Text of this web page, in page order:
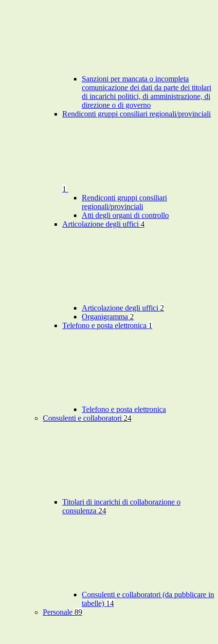
Sanzioni per mancata o incompleta
comunicazione dei dati da parte dei titolari
di incarichi politici, di amministrazione, di
direzione o di governo
Rendiconti gruppi consiliari regionali/provinciali
1
Rendiconti gruppi consiliari
regionali/provinciali
Atti degli organi di controllo
Articolazione degli uffici 4
Articolazione degli uffici 2
Organigramma 2
Telefono e posta elettronica 1
Telefono e posta elettronica
Consulenti e collaboratori 24
Titolari di incarichi di collaborazione o
consulenza 24
Consulenti e collaboratori (da pubblicare in
tabelle) 14
Personale 89